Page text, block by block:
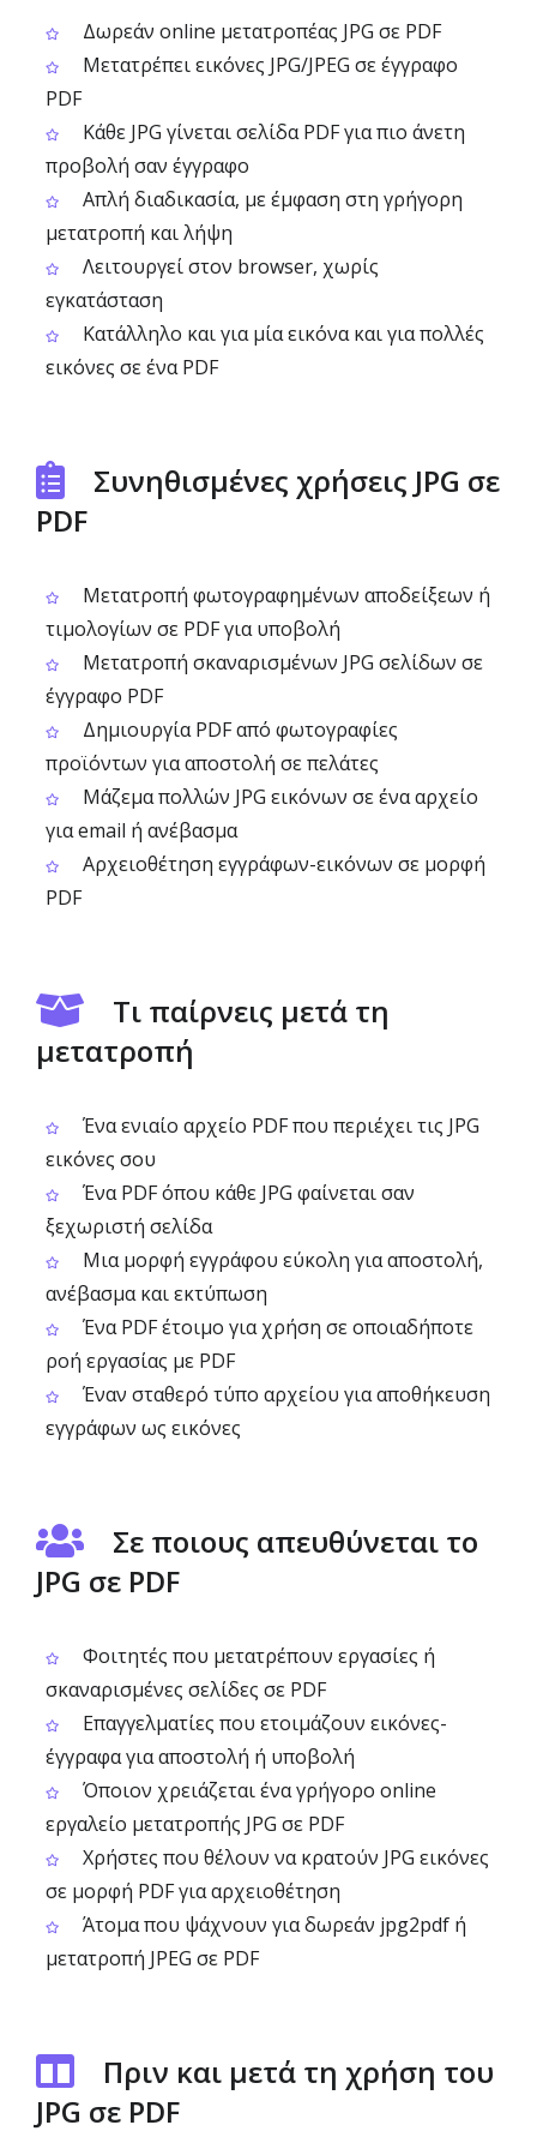
Δωρεάν online μετατροπέας JPG σε PDF
Μετατρέπει εικόνες JPG/JPEG σε έγγραφο
PDF
Κάθε JPG γίνεται σελίδα PDF για πιο άνετη
προβολή σαν έγγραφο
Απλή διαδικασία, με έμφαση στη γρήγορη
μετατροπή και λήψη
Λειτουργεί στον browser, χωρίς
εγκατάσταση
Κατάλληλο και για μία εικόνα και για πολλές
εικόνες σε ένα PDF
Συνηθισμένες χρήσεις JPG σε
PDF
Μετατροπή φωτογραφημένων αποδείξεων ή
τιμολογίων σε PDF για υποβολή
Μετατροπή σκαναρισμένων JPG σελίδων σε
έγγραφο PDF
Δημιουργία PDF από φωτογραφίες
προϊόντων για αποστολή σε πελάτες
Μάζεμα πολλών JPG εικόνων σε ένα αρχείο
για email ή ανέβασμα
Αρχειοθέτηση εγγράφων-εικόνων σε μορφή
PDF
Τι παίρνεις μετά τη
μετατροπή
Ένα ενιαίο αρχείο PDF που περιέχει τις JPG
εικόνες σου
Ένα PDF όπου κάθε JPG φαίνεται σαν
ξεχωριστή σελίδα
Μια μορφή εγγράφου εύκολη για αποστολή,
ανέβασμα και εκτύπωση
Ένα PDF έτοιμο για χρήση σε οποιαδήποτε
ροή εργασίας με PDF
Έναν σταθερό τύπο αρχείου για αποθήκευση
εγγράφων ως εικόνες
Σε ποιους απευθύνεται το
JPG σε PDF
Φοιτητές που μετατρέπουν εργασίες ή
σκαναρισμένες σελίδες σε PDF
Επαγγελματίες που ετοιμάζουν εικόνες-
έγγραφα για αποστολή ή υποβολή
Όποιον χρειάζεται ένα γρήγορο online
εργαλείο μετατροπής JPG σε PDF
Χρήστες που θέλουν να κρατούν JPG εικόνες
σε μορφή PDF για αρχειοθέτηση
Άτομα που ψάχνουν για δωρεάν jpg2pdf ή
μετατροπή JPEG σε PDF
Πριν και μετά τη χρήση του
JPG σε PDF